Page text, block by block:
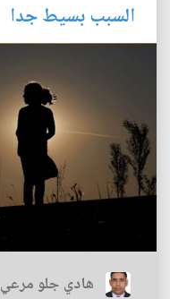
السبب بسيط جدا
هادي جلو مرعي